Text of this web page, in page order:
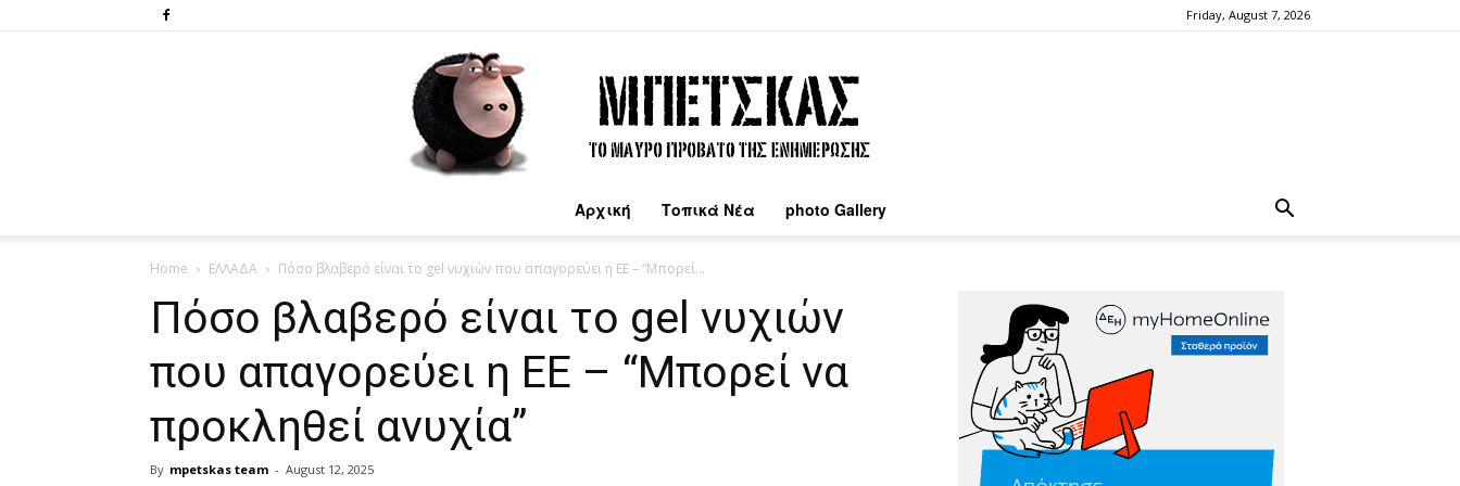
Friday, August 7, 2026
Αρχική Τοπικά Νέα photo Gallery
Home ΕΛΛΑΔΑ Πόσο βλαβερό είναι το gel νυχιών που απαγορεύει η ΕΕ – “Μπορεί...
Πόσο βλαβερό είναι το gel νυχιών
που απαγορεύει η ΕΕ – “Μπορεί να
προκληθεί ανυχία”
By mpetskas team - August 12, 2025